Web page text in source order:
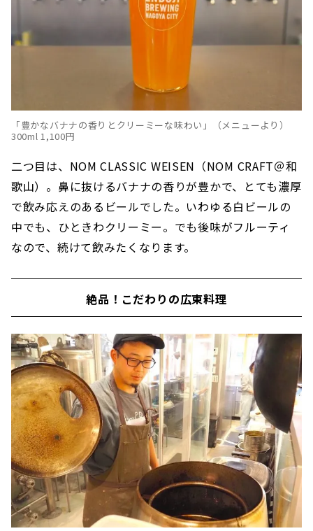
「豊かなバナナの香りとクリーミーな味わい」（メニューより）
300ml 1,100円
二つ目は、NOM CLASSIC WEISEN（NOM CRAFT＠和
歌山）。鼻に抜けるバナナの香りが豊かで、とても濃厚
で飲み応えのあるビールでした。いわゆる白ビールの
中でも、ひときわクリーミー。でも後味がフルーティ
なので、続けて飲みたくなります。
絶品！こだわりの広東料理